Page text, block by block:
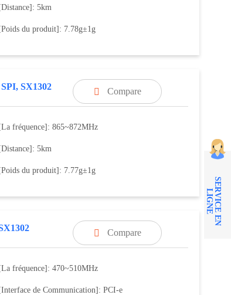
[Distance]: 5km
[Poids du produit]: 7.78g±1g
 Compare
SX1302
[La fréquence]: 865~872MHz
[Distance]: 5km
[Poids du produit]: 7.77g±1g
 Compare
[La fréquence]: 470~510MHz
[Interface de Communication]: PCI-e
S
E
R
V
I
C
E
E
N
LI
G
N
E